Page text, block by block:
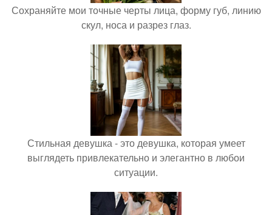
Сохраняйте мои точные черты лица, форму губ, линию
скул, носа и разрез глаз.
Стильная девушка - это девушка, которая умеет
выглядеть привлекательно и элегантно в любои
ситуации.